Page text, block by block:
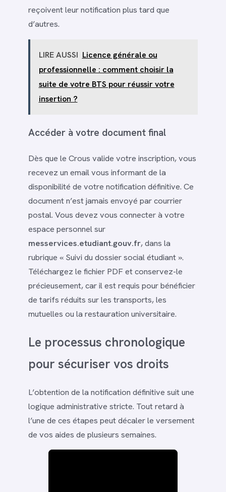
reçoivent leur notification plus tard que
d’autres.
LIRE AUSSI Licence générale ou
professionnelle : comment choisir la
suite de votre BTS pour réussir votre
insertion ?
Accéder à votre document final
Dès que le Crous valide votre inscription, vous
recevez un email vous informant de la
disponibilité de votre notification définitive. Ce
document n’est jamais envoyé par courrier
postal. Vous devez vous connecter à votre
espace personnel sur
messervices.etudiant.gouv.fr, dans la
rubrique « Suivi du dossier social étudiant ».
Téléchargez le fichier PDF et conservez-le
précieusement, car il est requis pour bénéficier
de tarifs réduits sur les transports, les
mutuelles ou la restauration universitaire.
Le processus chronologique
pour sécuriser vos droits
L’obtention de la notification définitive suit une
logique administrative stricte. Tout retard à
l’une de ces étapes peut décaler le versement
de vos aides de plusieurs semaines.